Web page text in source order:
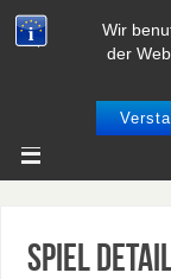
Wir
der
Spiel